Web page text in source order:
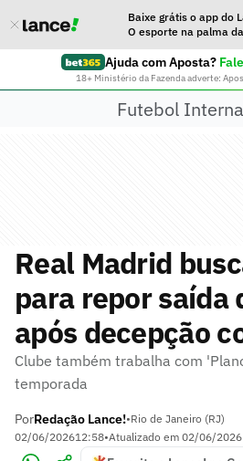
Baixe grátis o app do
O esporte na palma
Ajuda com Aposta?
18+ Ministério da Fazenda adverte:
Futebol
Real Madrid
para repor saída
após decepção
Clube também trabalha com
temporada
PorRedação Lance!•Rio de Janeiro (RJ)
02/06/202612:58•Atualizado em 02/06/2026